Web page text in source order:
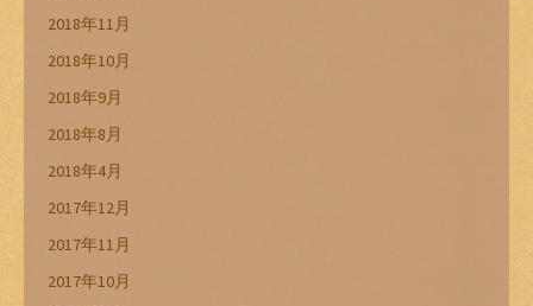
2018年11月
2018年10月
2018年9月
2018年8月
2018年4月
2017年12月
2017年11月
2017年10月